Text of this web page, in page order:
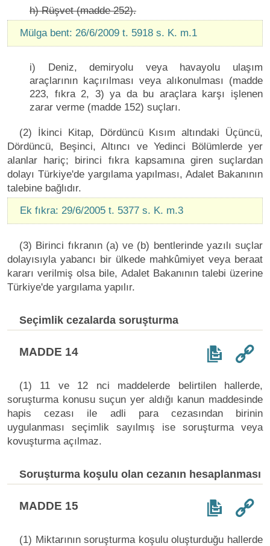
h) Rüşvet (madde 252).
Mülga bent: 26/6/2009 t. 5918 s. K. m.1
i) Deniz, demiryolu veya havayolu ulaşım
araçlarının kaçırılması veya alıkonulması (madde
223, fıkra 2, 3) ya da bu araçlara karşı işlenen
zarar verme (madde 152) suçları.
(2) İkinci Kitap, Dördüncü Kısım altındaki Üçüncü,
Dördüncü, Beşinci, Altıncı ve Yedinci Bölümlerde yer
alanlar hariç; birinci fıkra kapsamına giren suçlardan
dolayı Türkiye'de yargılama yapılması, Adalet Bakanının
talebine bağlıdır.
Ek fıkra: 29/6/2005 t. 5377 s. K. m.3
(3) Birinci fıkranın (a) ve (b) bentlerinde yazılı suçlar
dolayısıyla yabancı bir ülkede mahkûmiyet veya beraat
kararı verilmiş olsa bile, Adalet Bakanının talebi üzerine
Türkiye'de yargılama yapılır.
Seçimlik cezalarda soruşturma
MADDE 14
(1) 11 ve 12 nci maddelerde belirtilen hallerde,
soruşturma konusu suçun yer aldığı kanun maddesinde
hapis cezası ile adli para cezasından birinin
uygulanması seçimlik sayılmış ise soruşturma veya
kovuşturma açılmaz.
Soruşturma koşulu olan cezanın hesaplanması
MADDE 15
(1) Miktarının soruşturma koşulu oluşturduğu hallerde